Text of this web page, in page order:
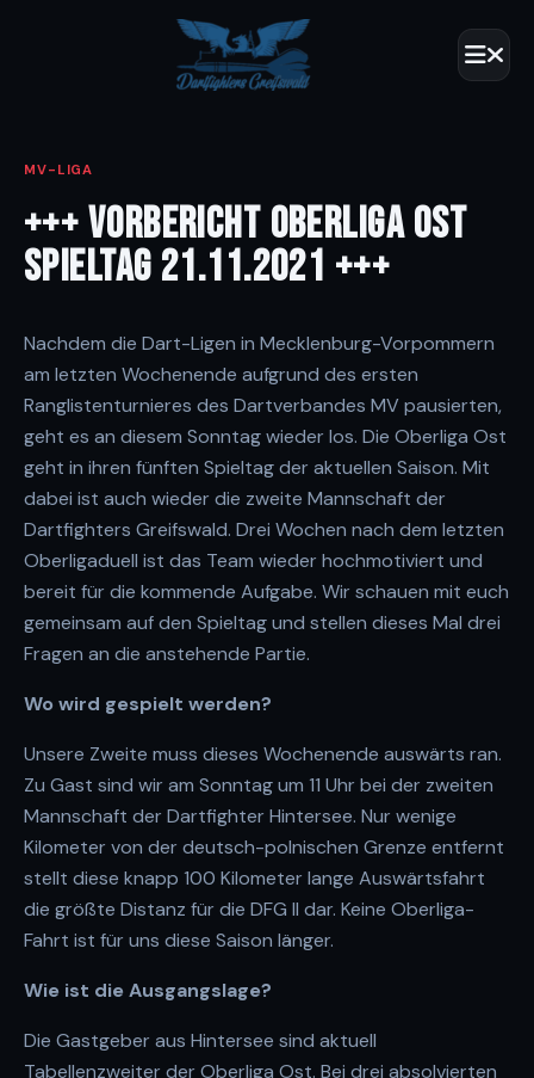
MV-LIGA
+++ VORBERICHT OBERLIGA OST
SPIELTAG 21.11.2021 +++
Nachdem die Dart-Ligen in Mecklenburg-Vorpommern
am letzten Wochenende aufgrund des ersten
Ranglistenturnieres des Dartverbandes MV pausierten,
geht es an diesem Sonntag wieder los. Die Oberliga Ost
geht in ihren fünften Spieltag der aktuellen Saison. Mit
dabei ist auch wieder die zweite Mannschaft der
Dartfighters Greifswald. Drei Wochen nach dem letzten
Oberligaduell ist das Team wieder hochmotiviert und
bereit für die kommende Aufgabe. Wir schauen mit euch
gemeinsam auf den Spieltag und stellen dieses Mal drei
Fragen an die anstehende Partie.
Wo wird gespielt werden?
Unsere Zweite muss dieses Wochenende auswärts ran.
Zu Gast sind wir am Sonntag um 11 Uhr bei der zweiten
Mannschaft der Dartfighter Hintersee. Nur wenige
Kilometer von der deutsch-polnischen Grenze entfernt
stellt diese knapp 100 Kilometer lange Auswärtsfahrt
die größte Distanz für die DFG II dar. Keine Oberliga-
Fahrt ist für uns diese Saison länger.
Wie ist die Ausgangslage?
Die Gastgeber aus Hintersee sind aktuell
Tabellenzweiter der Oberliga Ost. Bei drei absolvierten